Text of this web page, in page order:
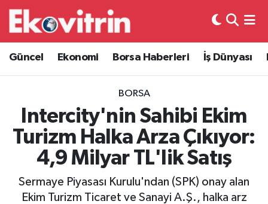
Güncel Ekonomi Borsa Haberleri İş Dünyası
BORSA
Intercity'nin Sahibi Ekim
Turizm Halka Arza Çıkıyor:
4,9 Milyar TL'lik Satış
Sermaye Piyasası Kurulu'ndan (SPK) onay alan
Ekim Turizm Ticaret ve Sanayi A.Ş., halka arz
Güncel
Ekonomi
Borsa Haberleri
İş Dünyası
Lojistik
Otovitrin
Hava Durumu
Trafik Durumu
Süper Lig Puan Durumu ve Fikstür
Tüm Manşetler
Son Dakika Haberleri
Haber Arşivi